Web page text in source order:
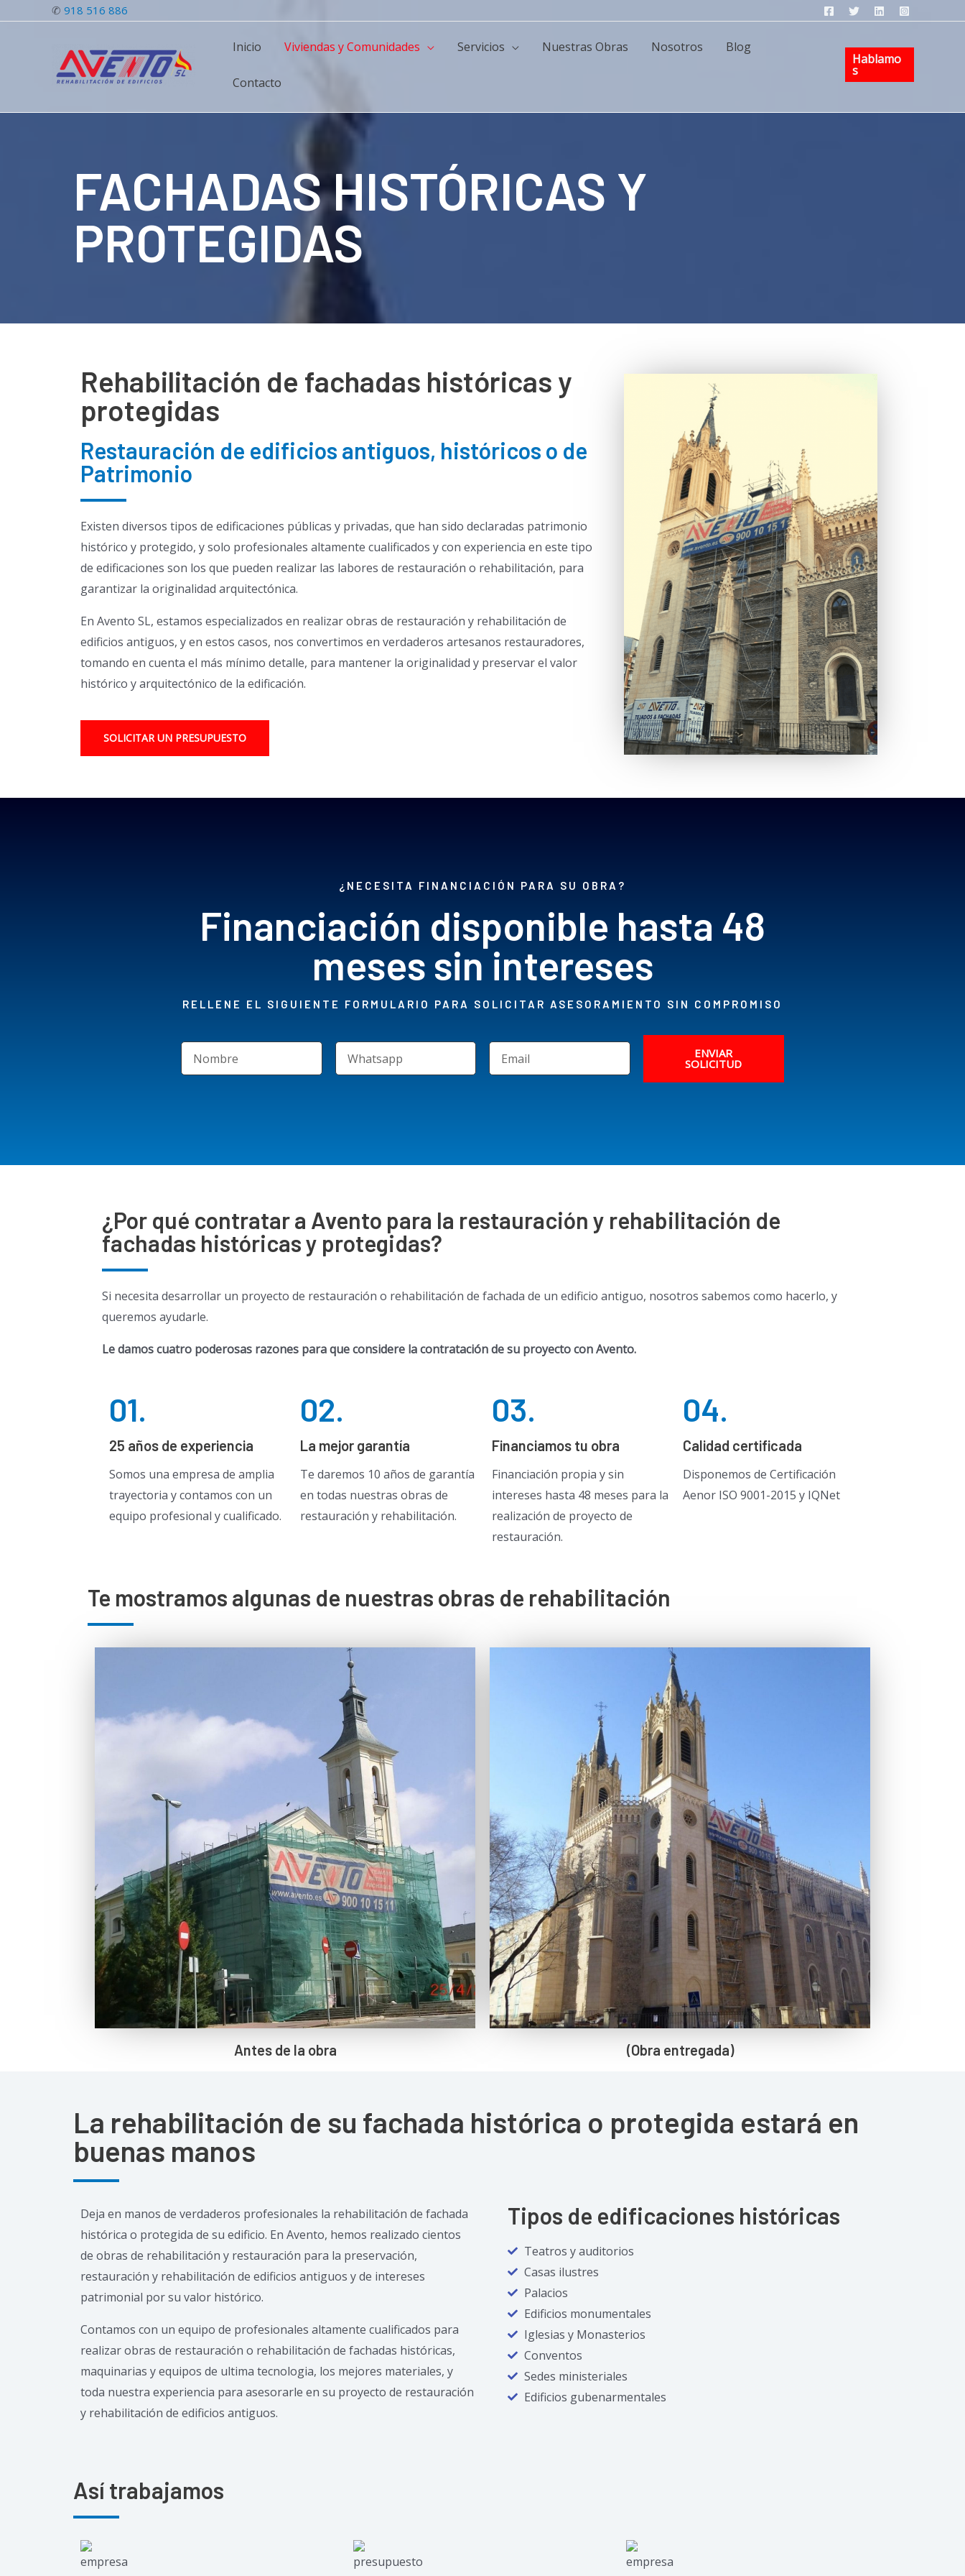
✆ 918 516 886
Inicio Viviendas y Comunidades Servicios Nuestras Obras Nosotros Blog
Contacto
Hablamo
S
FACHADAS HISTÓRICAS Y
PROTEGIDAS
Rehabilitación de fachadas históricas y
protegidas
Restauración de edificios antiguos, históricos o de
Patrimonio
Existen diversos tipos de edificaciones públicas y privadas, que han sido declaradas patrimonio
histórico y protegido, y solo profesionales altamente cualificados y con experiencia en este tipo
de edificaciones son los que pueden realizar las labores de restauración o rehabilitación, para
garantizar la originalidad arquitectónica.
En Avento SL, estamos especializados en realizar obras de restauración y rehabilitación de
edificios antiguos, y en estos casos, nos convertimos en verdaderos artesanos restauradores,
tomando en cuenta el más mínimo detalle, para mantener la originalidad y preservar el valor
histórico y arquitectónico de la edificación.
SOLICITAR UN PRESUPUESTO
¿NECESITA FINANCIACIÓN PARA SU OBRA?
Financiación disponible hasta 48
meses sin intereses
RELLENE EL SIGUIENTE FORMULARIO PARA SOLICITAR ASESORAMIENTO SIN COMPROMISO
ENVIAR
SOLICITUD
¿Por qué contratar a Avento para la restauración y rehabilitación de
fachadas históricas y protegidas?
Si necesita desarrollar un proyecto de restauración o rehabilitación de fachada de un edificio antiguo, nosotros sabemos como hacerlo, y
queremos ayudarle.
Le damos cuatro poderosas razones para que considere la contratación de su proyecto con Avento.
01.
25 años de experiencia
Somos una empresa de amplia
trayectoria y contamos con un
equipo profesional y cualificado.
02.
La mejor garantía
Te daremos 10 años de garantía
en todas nuestras obras de
restauración y rehabilitación.
03.
Financiamos tu obra
Financiación propia y sin
intereses hasta 48 meses para la
realización de proyecto de
restauración.
04.
Calidad certificada
Disponemos de Certificación
Aenor ISO 9001-2015 y IQNet
Te mostramos algunas de nuestras obras de rehabilitación
Antes de la obra (Obra entregada)
La rehabilitación de su fachada histórica o protegida estará en
buenas manos
Deja en manos de verdaderos profesionales la rehabilitación de fachada
histórica o protegida de su edificio. En Avento, hemos realizado cientos
de obras de rehabilitación y restauración para la preservación,
restauración y rehabilitación de edificios antiguos y de intereses
patrimonial por su valor histórico.
Contamos con un equipo de profesionales altamente cualificados para
realizar obras de restauración o rehabilitación de fachadas históricas,
maquinarias y equipos de ultima tecnologia, los mejores materiales, y
toda nuestra experiencia para asesorarle en su proyecto de restauración
y rehabilitación de edificios antiguos.
Tipos de edificaciones históricas
Teatros y auditorios
Casas ilustres
Palacios
Edificios monumentales
Iglesias y Monasterios
Conventos
Sedes ministeriales
Edificios gubenarmentales
Así trabajamos